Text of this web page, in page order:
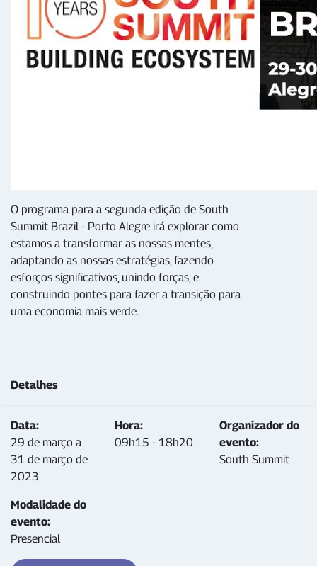
O programa para a segunda edição de South
Summit Brazil - Porto Alegre irá explorar como
estamos a transformar as nossas mentes,
adaptando as nossas estratégias, fazendo
esforços significativos, unindo forças, e
construindo pontes para fazer a transição para
uma economia mais verde.
Detalhes
Data:
29 de março a
31 de março de
2023
Hora:
09h15 - 18h20
Organizador do
evento:
South Summit
Modalidade do
evento:
Presencial